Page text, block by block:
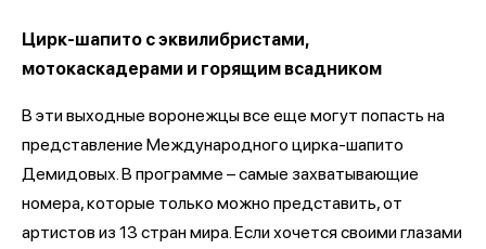
Цирк-шапито с эквилибристами,
мотокаскадерами и горящим всадником
В эти выходные воронежцы все еще могут попасть на
представление Международного цирка-шапито
Демидовых. В программе – самые захватывающие
номера, которые только можно представить, от
артистов из 13 стран мира. Если хочется своими глазами